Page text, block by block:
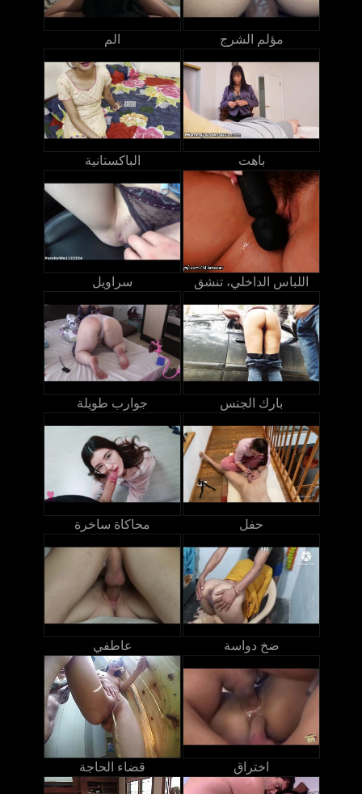
الم مؤلم الشرج
الباكستانية باهت
سراويل اللباس الداخلي، تنشق
جوارب طويلة بارك الجنس
محاكاة ساخرة حفل
عاطفي ضخ دواسة
قضاء الحاجة اختراق